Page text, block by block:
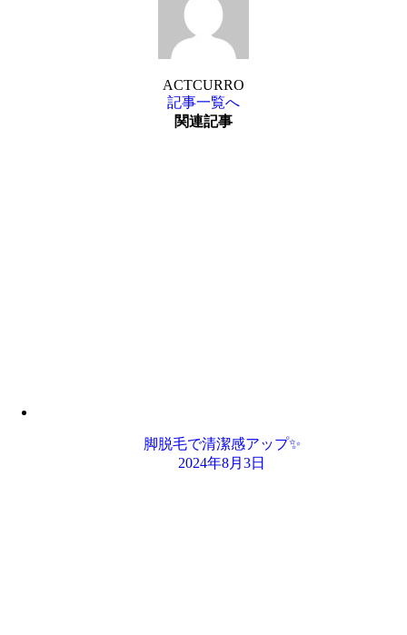
ACTCURRO
記事一覧へ
関連記事
脚脱毛で清潔感アップ✨
2024年8月3日